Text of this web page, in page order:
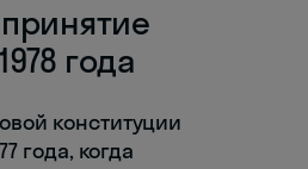
года
конституции
года, когда